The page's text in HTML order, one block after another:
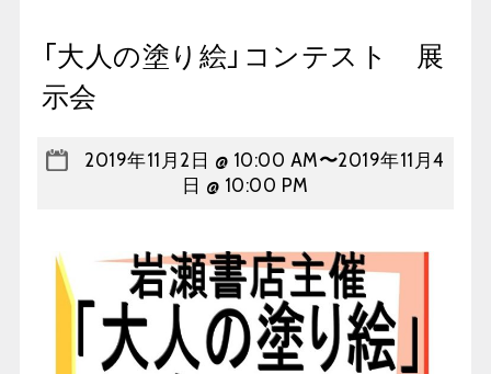
「大人の塗り絵」コンテスト 展
示会
2019年11月2日 @ 10:00 AM〜2019年11月4
日 @ 10:00 PM